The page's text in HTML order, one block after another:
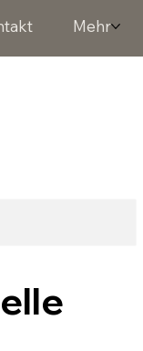
Mehr